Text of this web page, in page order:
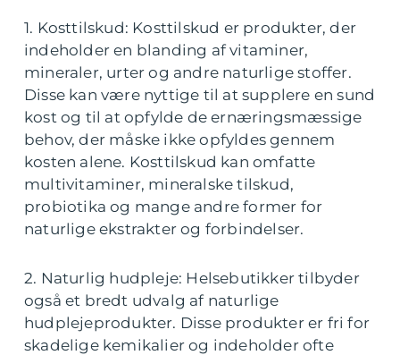
1. Kosttilskud: Kosttilskud er produkter, der
indeholder en blanding af vitaminer,
mineraler, urter og andre naturlige stoffer.
Disse kan være nyttige til at supplere en sund
kost og til at opfylde de ernæringsmæssige
behov, der måske ikke opfyldes gennem
kosten alene. Kosttilskud kan omfatte
multivitaminer, mineralske tilskud,
probiotika og mange andre former for
naturlige ekstrakter og forbindelser.
2. Naturlig hudpleje: Helsebutikker tilbyder
også et bredt udvalg af naturlige
hudplejeprodukter. Disse produkter er fri for
skadelige kemikalier og indeholder ofte